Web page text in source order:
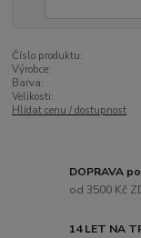
Číslo produktu:
Výrobce:
Barva:
Velikosti:
Hlídat cenu / dostupnost
DOPRAVA
od 3500 Kč
14 LET NA